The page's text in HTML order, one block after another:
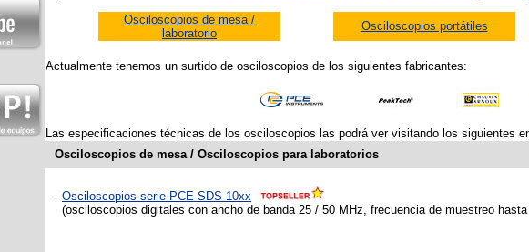
Osciloscopios de mesa /
laboratorio
Osciloscopios portátiles
Actualmente tenemos un surtido de osciloscopios de los siguientes fabricantes:
Las especificaciones técnicas de los osciloscopios las podrá ver visitando los siguientes
Osciloscopios de mesa / Osciloscopios para laboratorios
- Osciloscopios serie PCE-SDS 10xx
(osciloscopios digitales con ancho de banda 25 / 50 MHz, frecuencia de muestreo